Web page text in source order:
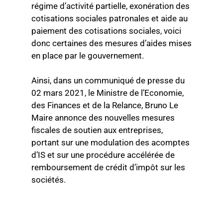
régime d’activité partielle, exonération des
cotisations sociales patronales et aide au
paiement des cotisations sociales, voici
donc certaines des mesures d’aides mises
en place par le gouvernement.
Ainsi, dans un communiqué de presse du
02 mars 2021, le Ministre de l’Economie,
des Finances et de la Relance, Bruno Le
Maire annonce des nouvelles mesures
fiscales de soutien aux entreprises,
portant sur une modulation des acomptes
d’IS et sur une procédure accélérée de
remboursement de crédit d’impôt sur les
sociétés.